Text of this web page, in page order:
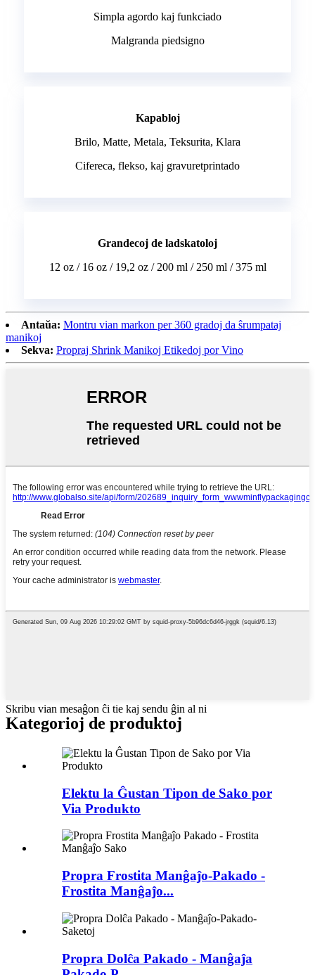
Simpla agordo kaj funkciado
Malgranda piedsigno
Kapabloj
Brilo, Matte, Metala, Teksurita, Klara
Cifereca, flekso, kaj gravuretprintado
Grandecoj de ladskatoloj
12 oz / 16 oz / 19,2 oz / 200 ml / 250 ml / 375 ml
Antaŭa: Montru vian markon per 360 gradoj da ŝrumpataj
manikoj
Sekva: Propraj Shrink Manikoj Etikedoj por Vino
Skribu vian mesaĝon ĉi tie kaj sendu ĝin al ni
Kategorioj de produktoj
Elektu la Ĝustan Tipon de Sako por
Via Produkto
Propra Frostita Manĝaĵo-Pakado -
Frostita Manĝaĵo...
Propra Dolĉa Pakado - Manĝaĵa